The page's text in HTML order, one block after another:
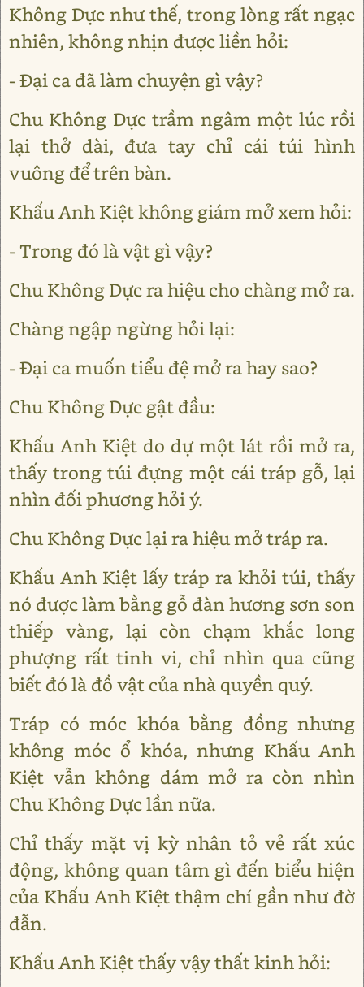
Không Dực như thế, trong lòng rất ngạc
nhiên, không nhịn được liền hỏi:
- Đại ca đã làm chuyện gì vậy?
Chu Không Dực trầm ngâm một lúc rồi
lại thở dài, đưa tay chỉ cái túi hình
vuông để trên bàn.
Khấu Anh Kiệt không giám mở xem hỏi:
- Trong đó là vật gì vậy?
Chu Không Dực ra hiệu cho chàng mở ra.
Chàng ngập ngừng hỏi lại:
- Đại ca muốn tiểu đệ mở ra hay sao?
Chu Không Dực gật đầu:
Khấu Anh Kiệt do dự một lát rồi mở ra,
thấy trong túi đựng một cái tráp gỗ, lại
nhìn đối phương hỏi ý.
Chu Không Dực lại ra hiệu mở tráp ra.
Khấu Anh Kiệt lấy tráp ra khỏi túi, thấy
nó được làm bằng gỗ đàn hương sơn son
thiếp vàng, lại còn chạm khắc long
phượng rất tinh vi, chỉ nhìn qua cũng
biết đó là đồ vật của nhà quyền quý.
Tráp có móc khóa bằng đồng nhưng
không móc ổ khóa, nhưng Khấu Anh
Kiệt vẫn không dám mở ra còn nhìn
Chu Không Dực lần nữa.
Chỉ thấy mặt vị kỳ nhân tỏ vẻ rất xúc
động, không quan tâm gì đến biểu hiện
của Khấu Anh Kiệt thậm chí gần như đờ
đẫn.
Khấu Anh Kiệt thấy vậy thất kinh hỏi: